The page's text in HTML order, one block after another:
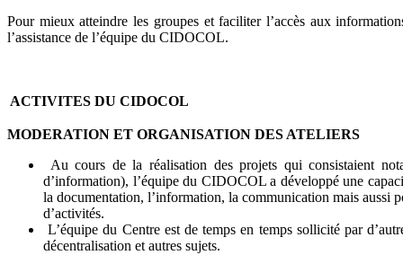
Pour mieux atteindre les groupes et faciliter l’accès aux
l’assistance de l’équipe du CIDOCOL.
ACTIVITES DU CIDOCOL
MODERATION ET ORGANISATION DES ATELIERS
Au cours de la réalisation des projets qui consistaient
d’information), l’équipe du CIDOCOL a développé une
la documentation, l’information, la communication mais aussi
d’activités.
L’équipe du Centre est de temps en temps sollicité par
décentralisation et autres sujets.